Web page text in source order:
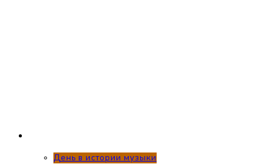
День в истории музыки